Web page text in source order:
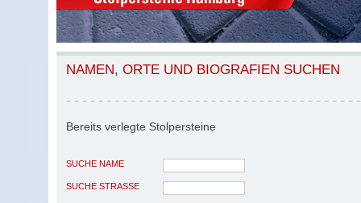
NAMEN, ORTE UND BIOGRAFIEN SUCHEN
Bereits verlegte Stolpersteine
SUCHE NAME
SUCHE STRASSE